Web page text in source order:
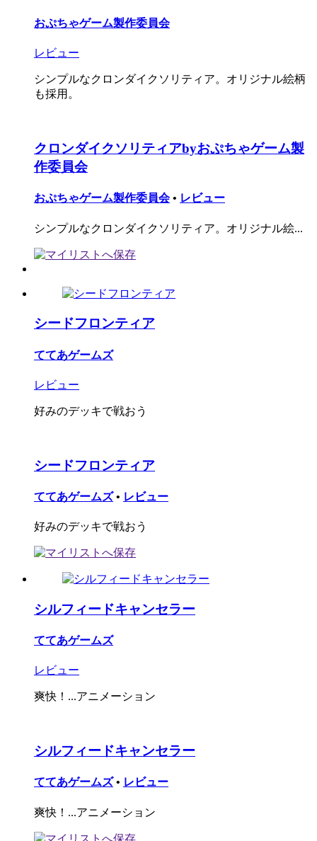
おぷちゃゲーム製作委員会
レビュー
シンプルなクロンダイクソリティア。オリジナル絵柄
も採用。
クロンダイクソリティアbyおぷちゃゲーム製
作委員会
おぷちゃゲーム製作委員会 • レビュー
シンプルなクロンダイクソリティア。オリジナル絵...
シードフロンティア
ててあゲームズ
レビュー
好みのデッキで戦おう
シードフロンティア
ててあゲームズ • レビュー
好みのデッキで戦おう
シルフィードキャンセラー
ててあゲームズ
レビュー
爽快！...アニメーション
シルフィードキャンセラー
ててあゲームズ • レビュー
爽快！...アニメーション